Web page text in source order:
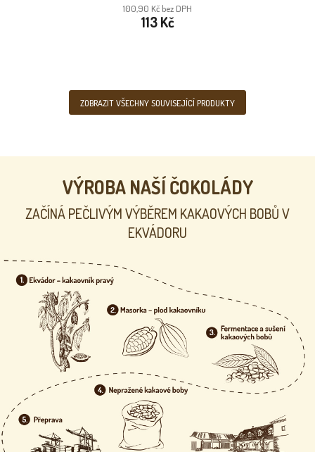
100,90 Kč bez DPH
113 Kč
ZOBRAZIT VŠECHNY SOUVISEJÍCÍ PRODUKTY
VÝROBA NAŠÍ ČOKOLÁDY
ZAČÍNÁ PEČLIVÝM VÝBĚREM KAKAOVÝCH BOBŮ V
EKVÁDORU